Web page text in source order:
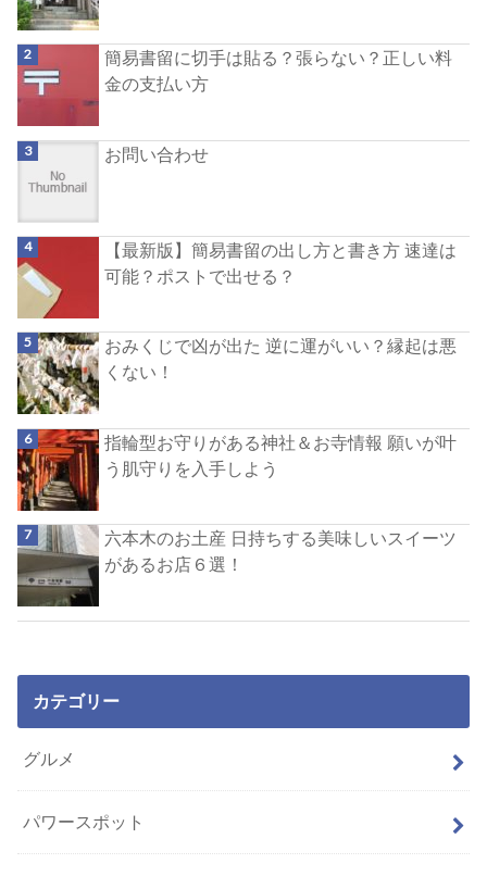
簡易書留に切手は貼る？張らない？正しい料
金の支払い方
お問い合わせ
【最新版】簡易書留の出し方と書き方 速達は
可能？ポストで出せる？
おみくじで凶が出た 逆に運がいい？縁起は悪
くない！
指輪型お守りがある神社＆お寺情報 願いが叶
う肌守りを入手しよう
六本木のお土産 日持ちする美味しいスイーツ
があるお店６選！
カテゴリー
グルメ
パワースポット